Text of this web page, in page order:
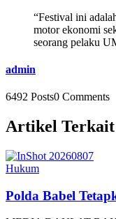
“Festival ini
motor ekonomi
seorang pelaku
admin
6492 Posts0 Comments
Artikel Terkait
Hukum
Polda Babel